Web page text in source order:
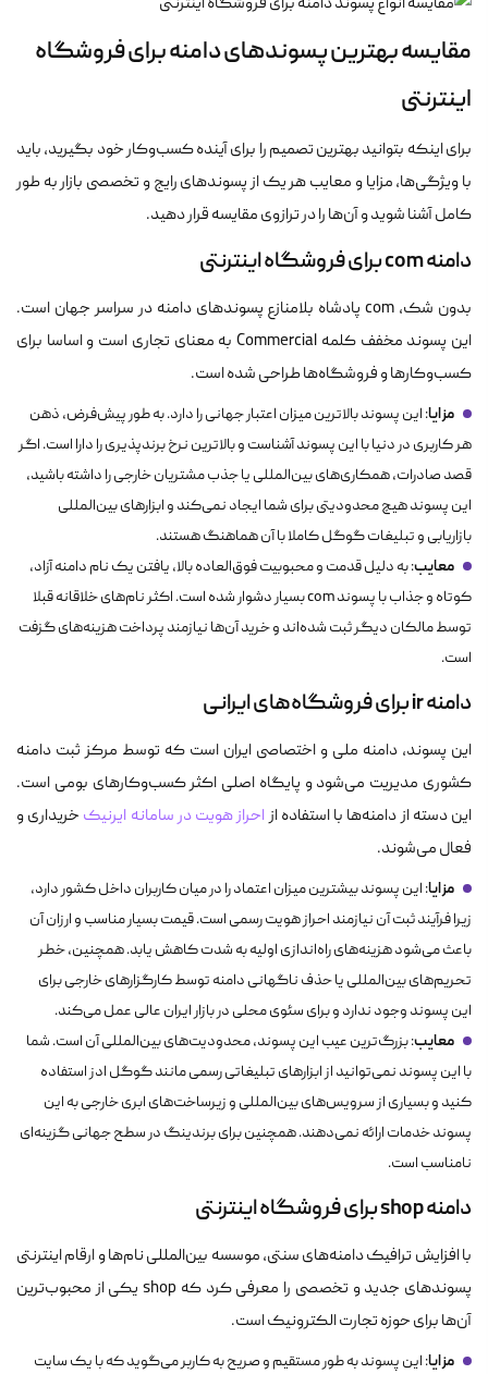
مقایسه بهترین پسوندهای دامنه برای فروشگاه
اینترنتی
برای اینکه بتوانید بهترین تصمیم را برای آینده کسب‌وکار خود بگیرید، باید
با ویژگی‌ها، مزایا و معایب هر یک از پسوندهای رایج و تخصصی بازار به طور
کامل آشنا شوید و آن‌ها را در ترازوی مقایسه قرار دهید.
دامنه com برای فروشگاه اینترنتی
بدون شک، com پادشاه بلامنازع پسوندهای دامنه در سراسر جهان است.
این پسوند مخفف کلمه Commercial به معنای تجاری است و اساسا برای
کسب‌وکارها و فروشگاه‌ها طراحی شده است.
مزایا: این پسوند بالاترین میزان اعتبار جهانی را دارد. به طور پیش‌فرض، ذهن
هر کاربری در دنیا با این پسوند آشناست و بالاترین نرخ برندپذیری را دارا است. اگر
قصد صادرات، همکاری‌های بین‌المللی یا جذب مشتریان خارجی را داشته باشید،
این پسوند هیچ محدودیتی برای شما ایجاد نمی‌کند و ابزارهای بین‌المللی
بازاریابی و تبلیغات گوگل کاملا با آن هماهنگ هستند.
معایب: به دلیل قدمت و محبوبیت فوق‌العاده بالا، یافتن یک نام دامنه آزاد،
کوتاه و جذاب با پسوند com بسیار دشوار شده است. اکثر نام‌های خلاقانه قبلا
توسط مالکان دیگر ثبت شده‌اند و خرید آن‌ها نیازمند پرداخت هزینه‌های گزفت
است.
دامنه ir برای فروشگاه‌های ایرانی
این پسوند، دامنه ملی و اختصاصی ایران است که توسط مرکز ثبت دامنه
کشوری مدیریت می‌شود و پایگاه اصلی اکثر کسب‌و‌کارهای بومی است.
این دسته از دامنه‌ها با استفاده ازاحراز هویت در سامانه ایرنیک خریداری و
فعال می‌شوند.
مزایا: این پسوند بیشترین میزان اعتماد را در میان کاربران داخل کشور دارد،
زیرا فرآیند ثبت آن نیازمند احراز هویت رسمی است. قیمت بسیار مناسب و ارزان آن
باعث می‌شود هزینه‌های راه‌اندازی اولیه به شدت کاهش یابد. همچنین، خطر
تحریم‌های بین‌المللی یا حذف ناگهانی دامنه توسط کارگزارهای خارجی برای
این پسوند وجود ندارد و برای سئوی محلی در بازار ایران عالی عمل می‌کند.
معایب: بزرگ‌ترین عیب این پسوند، محدودیت‌های بین‌المللی آن است. شما
با این پسوند نمی‌توانید از ابزارهای تبلیغاتی رسمی مانند گوگل ادز استفاده
کنید و بسیاری از سرویس‌های بین‌المللی و زیرساخت‌های ابری خارجی به این
پسوند خدمات ارائه نمی‌دهند. همچنین برای برندینگ در سطح جهانی گزینه‌ای
نامناسب است.
دامنه shop برای فروشگاه اینترنتی
با افزایش ترافیک دامنه‌های سنتی، موسسه بین‌المللی نام‌ها و ارقام اینترنتی
پسوندهای جدید و تخصصی را معرفی کرد که shop یکی از محبوب‌ترین
آن‌ها برای حوزه تجارت الکترونیک است.
مزایا: این پسوند به طور مستقیم و صریح به کاربر می‌گوید که با یک سایت